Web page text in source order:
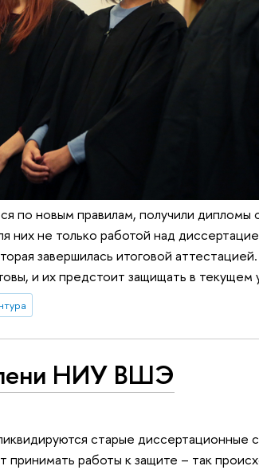
по новым правилам, получили дипломы
них не только работой над
завершилась итоговой
и их предстоит защищать в текущем
НИУ ВШЭ
старые диссертационные
принимать работы к защите – так